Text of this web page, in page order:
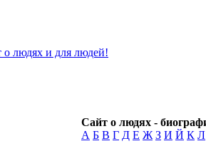
Сайт о людях -
А Б В Г Д Е Ж З И Й К Л